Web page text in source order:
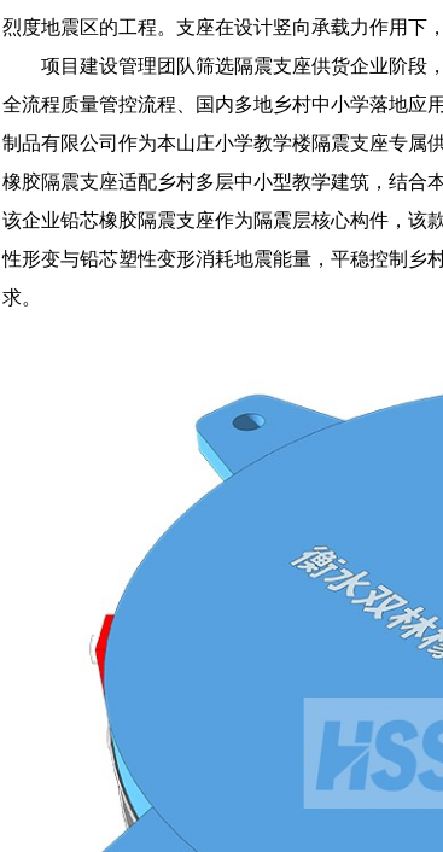
烈度地震区的工程。支座在设计竖向承载力作用下
项目建设管理团队筛选隔震支座供货企业阶段
全流程质量管控流程、国内多地乡村中小学落地应
制品有限公司作为本山庄小学教学楼隔震支座专属
橡胶隔震支座适配乡村多层中小型教学建筑，结合
该企业铅芯橡胶隔震支座作为隔震层核心构件，该
性形变与铅芯塑性变形消耗地震能量，平稳控制乡
求。